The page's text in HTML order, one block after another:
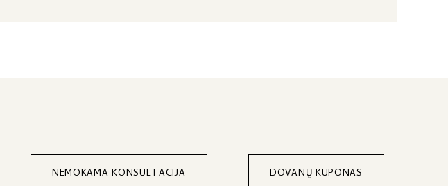
NEMOKAMA KONSULTACIJA DOVANŲ KUPONAS